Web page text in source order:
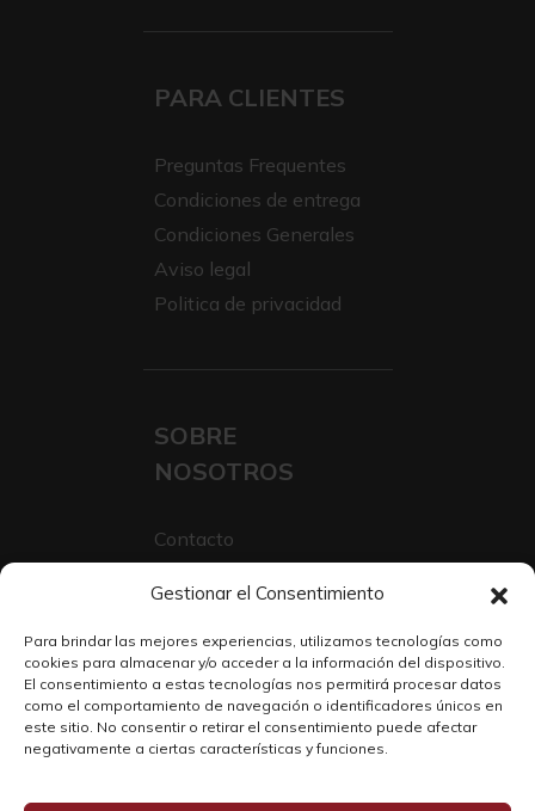
Gestionar el Consentimiento
Para brindar las mejores experiencias, utilizamos tecnologías como
cookies para almacenar y/o acceder a la información del dispositivo.
El consentimiento a estas tecnologías nos permitirá procesar datos
como el comportamiento de navegación o identificadores únicos en
este sitio. No consentir o retirar el consentimiento puede afectar
negativamente a ciertas características y funciones.
PARA CLIENTES
Preguntas Frequentes
Condiciones de entrega
Condiciones Generales
Aviso legal
Politica de privacidad
SOBRE
NOSOTROS
Contacto